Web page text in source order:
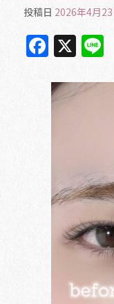
投稿日 2026年4月23
F
c
e
k
X Li